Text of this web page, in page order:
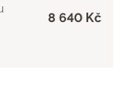
8 640 Kč